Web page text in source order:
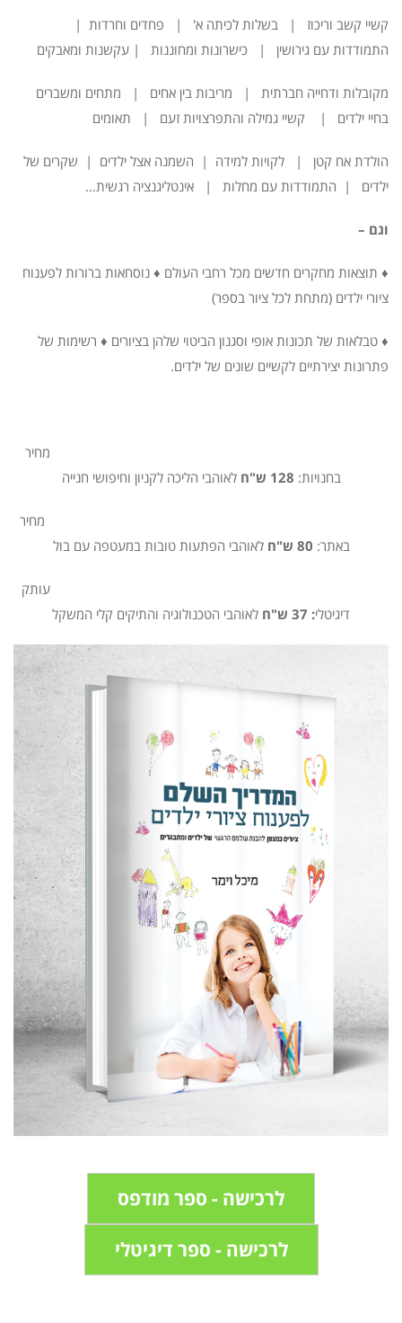
קשיי קשב וריכוז | בשלות לכיתה א' | פחדים וחרדות |
התמודדות עם גירושין | כישרונות ומחוננות | עקשנות ומאבקים
מקובלות ודחייה חברתית | מריבות בין אחים | מתחים ומשברים
בחיי ילדים | קשיי גמילה והתפרצויות זעם | תאומים
הולדת אח קטן | לקויות למידה | השמנה אצל ילדים | שקרים של
ילדים | התמודדות עם מחלות | אינטליגנציה רגשית…
וגם –
♦ תוצאות מחקרים חדשים מכל רחבי העולם ♦ נוסחאות ברורות לפענוח
ציורי ילדים (מתחת לכל ציור בספר)
♦ טבלאות של תכונות אופי וסגנון הביטוי שלהן בציורים ♦ רשימות של
פתרונות יצירתיים לקשיים שונים של ילדים.
מחיר
בחנויות: 128 ש"ח לאוהבי הליכה לקניון וחיפושי חנייה
מחיר
באתר:
לאוהבי הפתעות טובות במעטפה עם בול
עותק
דיגיטלי: 37 ש"ח לאוהבי הטכנולוגיה והתיקים קלי המשקל
לרכישה - ספר מודפס
לרכישה - ספר דיגיטלי